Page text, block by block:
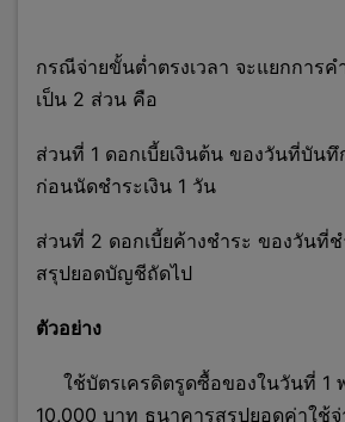
กรณีจ่ายขั้นต่ำตรงเวลา จะแยกการ
เป็น 2 ส่วน คือ
ส่วนที่ 1 ดอกเบี้ยเงินต้น ของวันที่บัน
ก่อนนัดชำระเงิน 1 วัน
ส่วนที่ 2 ดอกเบี้ยค้างชำระ ของวันที่
สรุปยอดบัญชีถัดไป
ตัวอย่าง
ใช้บัตรเครดิตรูดซื้อของในวันที่ 1
10,000 บาท ธนาคารสรุปยอดค่าใช้